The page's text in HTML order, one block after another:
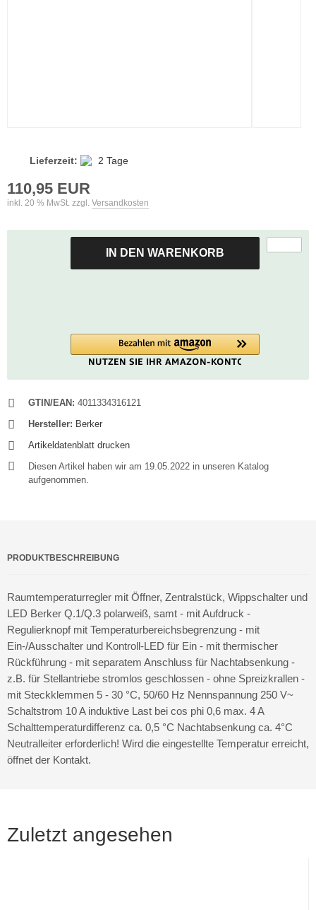
Lieferzeit: 2 Tage
110,95 EUR
inkl. 20 % MwSt. zzgl. Versandkosten
IN DEN WARENKORB
GTIN/EAN: 4011334316121
Hersteller: Berker
Artikeldatenblatt drucken
Diesen Artikel haben wir am 19.05.2022 in unseren Katalog
aufgenommen.
PRODUKTBESCHREIBUNG
Raumtemperaturregler mit Öffner, Zentralstück, Wippschalter und
LED Berker Q.1/Q.3 polarweiß, samt - mit Aufdruck -
Regulierknopf mit Temperaturbereichsbegrenzung - mit
Ein-/Ausschalter und Kontroll-LED für Ein - mit thermischer
Rückführung - mit separatem Anschluss für Nachtabsenkung -
z.B. für Stellantriebe stromlos geschlossen - ohne Spreizkrallen -
mit Steckklemmen 5 - 30 °C, 50/60 Hz Nennspannung 250 V~
Schaltstrom 10 A induktive Last bei cos phi 0,6 max. 4 A
Schalttemperaturdifferenz ca. 0,5 °C Nachtabsenkung ca. 4°C
Neutralleiter erforderlich! Wird die eingestellte Temperatur erreicht,
öffnet der Kontakt.
Zuletzt angesehen